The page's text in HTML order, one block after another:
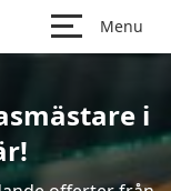
Menu
i